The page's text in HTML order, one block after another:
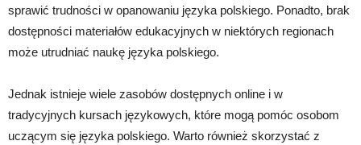
sprawić trudności w opanowaniu języka polskiego. Ponadto, brak
dostępności materiałów edukacyjnych w niektórych regionach
może utrudniać naukę języka polskiego.
Jednak istnieje wiele zasobów dostępnych online i w
tradycyjnych kursach językowych, które mogą pomóc osobom
uczącym się języka polskiego. Warto również skorzystać z